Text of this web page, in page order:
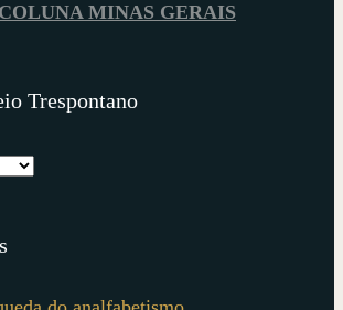
MINAS GERAIS
Trespontano